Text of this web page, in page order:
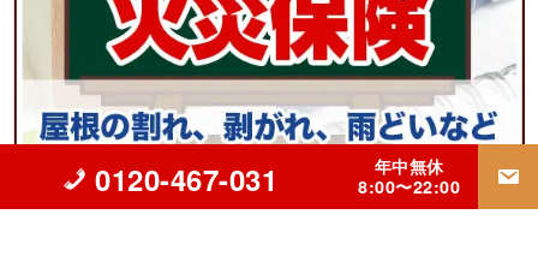
0120-467-031
年中無休
8:00〜22:00